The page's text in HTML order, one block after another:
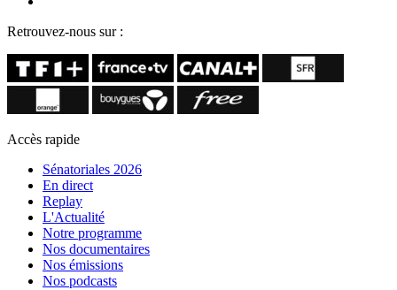
Retrouvez-nous sur :
Accès rapide
Sénatoriales 2026
En direct
Replay
L'Actualité
Notre programme
Nos documentaires
Nos émissions
Nos podcasts